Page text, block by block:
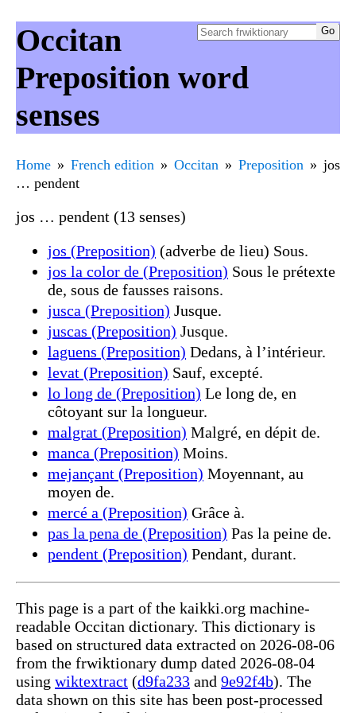
Occitan
Preposition word
senses
Home French edition Occitan Preposition
jos
… pendent
jos … pendent (13 senses)
jos (Preposition) (adverbe de lieu) Sous.
jos la color de (Preposition) Sous le prétexte
de, sous de fausses raisons.
jusca (Preposition) Jusque.
juscas (Preposition) Jusque.
laguens (Preposition) Dedans, à l’intérieur.
levat (Preposition) Sauf, excepté.
lo long de (Preposition) Le long de, en
côtoyant sur la longueur.
malgrat (Preposition) Malgré, en dépit de.
manca (Preposition) Moins.
mejançant (Preposition) Moyennant, au
moyen de.
mercé a (Preposition) Grâce à.
pas la pena de (Preposition) Pas la peine de.
pendent (Preposition) Pendant, durant.
This page is a part of the kaikki.org machine-
readable Occitan dictionary. This dictionary is
based on structured data extracted on 2026-08-06
from the frwiktionary dump dated 2026-08-04
using wiktextract (d9fa233 and 9e92f4b). The
data shown on this site has been post-processed